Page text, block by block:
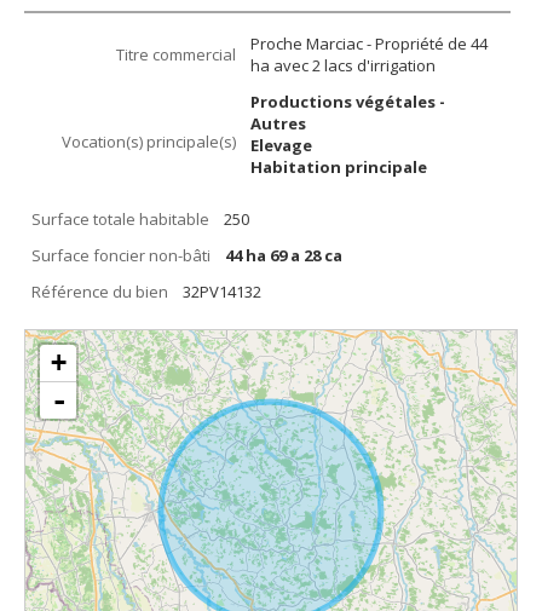
Titre commercial
Proche Marciac - Propriété de 44
ha avec 2 lacs d'irrigation
Vocation(s) principale(s)
Productions végétales -
Autres
Elevage
Habitation principale
Surface totale habitable
250
Surface foncier non-bâti
44 ha 69 a 28 ca
Référence du bien
32PV14132
+
-